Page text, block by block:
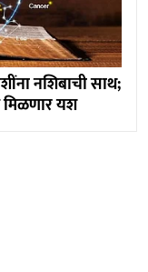
नशिबाची साथ;
मिळणार यश